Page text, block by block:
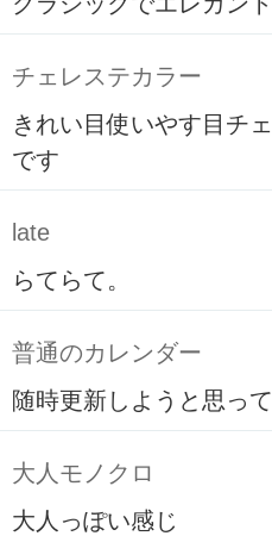
チェレステカラー
きれい目使いやす目チ
です
late
らてらて。
普通のカレンダー
随時更新しようと思っ
大人モノクロ
大人っぽい感じ